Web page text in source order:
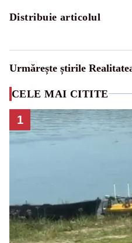
Distribuie articolul
Urmărește știrile
CELE MAI CITITE
1